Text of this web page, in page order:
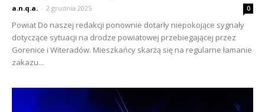
a.n.q.a. - 2 grudnia 2025 0
Powiat Do naszej redakcji ponownie dotarły niepokojące sygnały
dotyczące sytuacji na drodze powiatowej przebiegającej przez
Gorenice i Witeradów. Mieszkańcy skarżą się na regularne łamanie
zakazu...